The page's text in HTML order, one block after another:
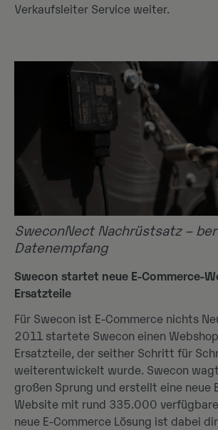
Verkaufsleiter Service weiter.
SweconNect Nachrüstsatz –
Datenempfang
Swecon startet neue E-Commerce-
Ersatzteile
Für Swecon ist E-Commerce nichts
2011 startete Swecon einen
Ersatzteile, der seither Schritt für
weiterentwickelt wurde. Swecon
großen Sprung und erstellt eine neue
Website mit rund 335.000
neue E-Commerce Lösung ist dabei